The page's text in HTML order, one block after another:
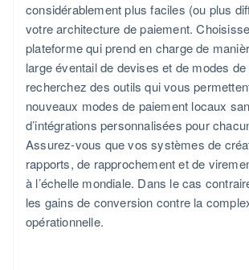
considérablement plus faciles (ou plus
votre architecture de paiement.
plateforme qui prend en charge de
large éventail de devises et de modes
recherchez des outils qui vous
nouveaux modes de paiement locaux
d’intégrations personnalisées pour
Assurez-vous que vos systèmes de
rapports, de rapprochement et de
à l’échelle mondiale. Dans le cas
les gains de conversion contre la
opérationnelle.